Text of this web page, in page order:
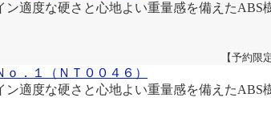
適度な硬さと心地よい重量感を備えたABS
【予約限
．１（ＮＴ００４６）
適度な硬さと心地よい重量感を備えたABS